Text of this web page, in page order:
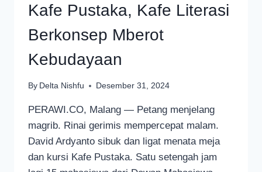
Kafe Pustaka, Kafe Literasi
Berkonsep Mberot
Kebudayaan
By Delta Nishfu Desember 31, 2024
PERAWI.CO, Malang — Petang menjelang
magrib. Rinai gerimis mempercepat malam.
David Ardyanto sibuk dan ligat menata meja
dan kursi Kafe Pustaka. Satu setengah jam